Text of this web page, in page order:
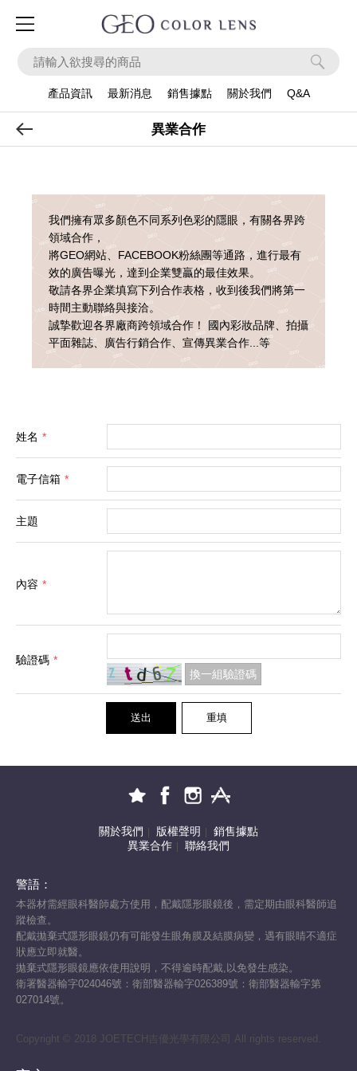
產品系列
產品資訊 最新消息 銷售據點 關於我們 Q&A
異業合作
我們擁有眾多顏色不同系列色彩的隱眼，有關各界跨
領域合作，
將GEO網站、FACEBOOK粉絲團等通路，進行最有
效的廣告曝光，達到企業雙贏的最佳效果。
敬請各界企業填寫下列合作表格，收到後我們將第一
時間主動聯絡與接洽。
誠摯歡迎各界廠商跨領域合作！ 國內彩妝品牌、拍攝
平面雜誌、廣告行銷合作、宣傳異業合作...等
姓名 *
電子信箱 *
主題
內容 *
驗證碼 *
換一組驗證碼
送出 重填
關於我們 版權聲明
銷售據點
異業合作
聯絡我們
警語：
本器材需經眼科醫師處方使用，配戴隱形眼鏡後，需定期由眼科醫師追
蹤檢查。
配戴拋棄式隱形眼鏡仍有可能發生眼角膜及結膜病變，遇有眼睛不適症
狀應立即就醫。
拋棄式隱形眼鏡應依使用說明，不得逾時配戴,以免發生感染。
衛署醫器輸字024046號：衛部醫器輸字026389號：衛部醫器輸字第
027014號。
Copyright © 2018 JOETECH吉優光學有限公司 All rights reserved.